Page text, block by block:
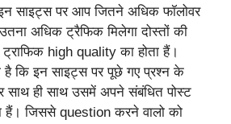
साइट्स पर आप जितने अधिक फॉलोवर
अधिक ट्रैफिक मिलेगा दोस्तों की
high quality का होता हैं।
है कि इन साइट्स पर पूछे गए प्रश्न के
ही साथ उसमें अपने संबंधित पोस्ट
जिससे question करने वालो को